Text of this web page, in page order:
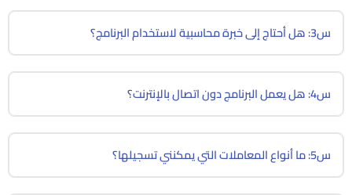
س3: هل أحتاج إلى خبرة محاسبية لاستخدام البرنامج؟
س4: هل يعمل البرنامج دون اتصال بالإنترنت؟
س5: ما أنواع المعاملات التي يمكنني تسجيلها؟